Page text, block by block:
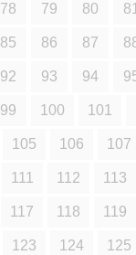
78 79 80
85 86 87
92 93 94
99 100 101
105 106 107
111 112 113
117 118 119
123 124 125